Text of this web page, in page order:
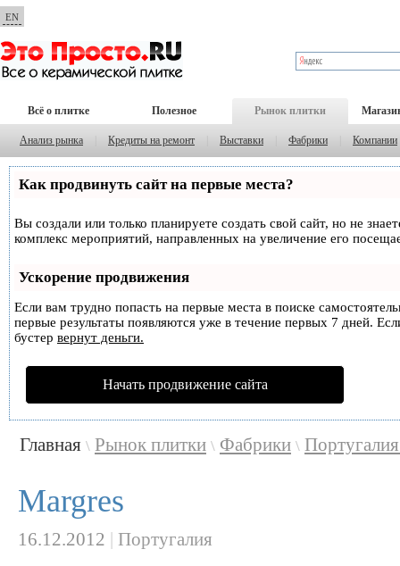
EN
Всё о плитке Полезное Рынок плитки
Анализ рынка Кредиты на ремонт Выставки Фабрики Компании
Как продвинуть сайт на первые места?
Вы создали или только планируете создать свой сайт, но не
комплекс мероприятий, направленных на увеличение его
Ускорение продвижения
Если вам трудно попасть на первые места в поиске
первые результаты появляются уже в течение первых 7 дней.
бустер вернут деньги.
Начать продвижение сайта
Главная \ Рынок плитки \ Фабрики \
Margres
16.12.2012 | Португалия